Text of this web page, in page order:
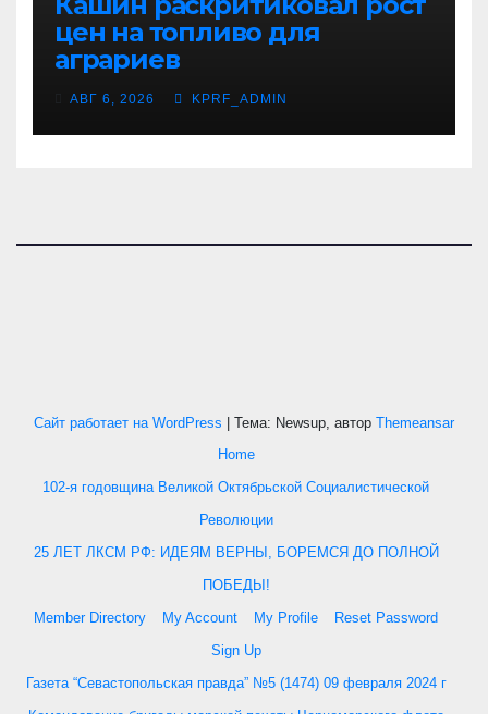
цен на топливо для
аграриев
АВГ 6, 2026 KPRF_ADMIN
Сайт работает на WordPress Тема: Newsup, автор Themeansar
Home
102-я годовщина Великой Октябрьской Социалистической
Революции
25 ЛЕТ ЛКСМ РФ: ИДЕЯМ ВЕРНЫ, БОРЕМСЯ ДО ПОЛНОЙ
ПОБЕДЫ!
Member Directory
My Account My Profile
Reset Password
Sign Up
Газета “Севастопольская правда” №5 (1474) 09 февраля 2024 г